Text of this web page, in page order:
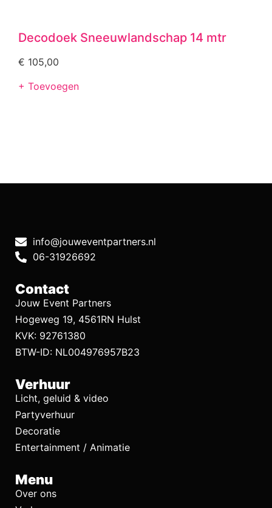
Decodoek Sneeuwlandschap 14 mtr
€ 105,00
+ Toevoegen
info@jouweventpartners.nl
06-31926692
Contact
Jouw Event Partners
Hogeweg 19, 4561RN Hulst
KVK: 92761380
BTW-ID: NL004976957B23
Verhuur
Licht, geluid & video
Partyverhuur
Decoratie
Entertainment / Animatie
Menu
Over ons